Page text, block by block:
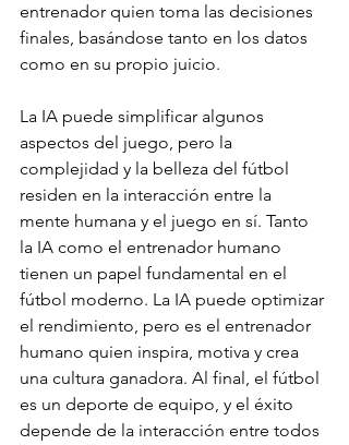
entrenador quien toma las decisiones
finales, basándose tanto en los datos
como en su propio juicio.
La IA puede simplificar algunos
aspectos del juego, pero la
complejidad y la belleza del fútbol
residen en la interacción entre la
mente humana y el juego en sí. Tanto
la IA como el entrenador humano
tienen un papel fundamental en el
fútbol moderno. La IA puede optimizar
el rendimiento, pero es el entrenador
humano quien inspira, motiva y crea
una cultura ganadora. Al final, el fútbol
es un deporte de equipo, y el éxito
depende de la interacción entre todos